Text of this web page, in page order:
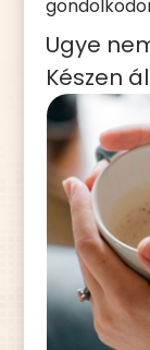
Ugye
Készen